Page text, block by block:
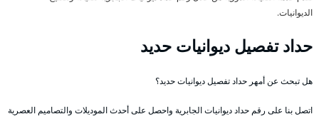
الديوانيات.
حداد تفصيل ديوانيات حديد
هل تبحث عن أمهر حداد تفصيل ديوانيات حديد؟
اتصل بنا على رقم حداد ديوانيات الجابرية واحصل على أحدث الموديلات والتصاميم العصرية